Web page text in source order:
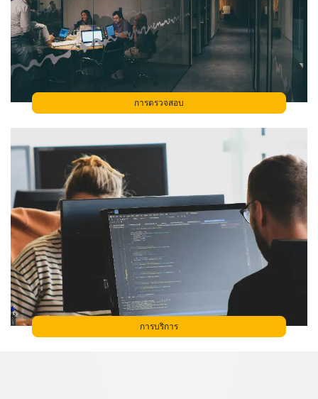
การตรวจสอบ
การบริการ